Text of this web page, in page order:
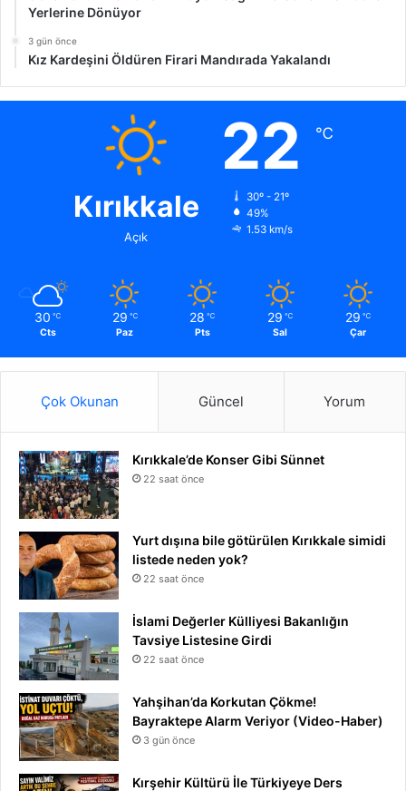
Yerlerine Dönüyor
3 gün önce
Kız Kardeşini Öldüren Firari Mandırada Yakalandı
Kırıkkale
Açık
22 ℃
30º - 21º
49%
1.53 km/s
30 ℃
Cts
29 ℃
Paz
28 ℃
Pts
29 ℃
Sal
29 ℃
Çar
Çok Okunan Güncel Yorum
Kırıkkale’de Konser Gibi Sünnet
22 saat önce
Yurt dışına bile götürülen Kırıkkale simidi
listede neden yok?
22 saat önce
İslami Değerler Külliyesi Bakanlığın
Tavsiye Listesine Girdi
22 saat önce
Yahşihan’da Korkutan Çökme!
Bayraktepe Alarm Veriyor (Video-Haber)
3 gün önce
Kırşehir Kültürü İle Türkiyeye Ders